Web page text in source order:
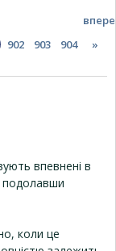
902 903 904
вперед
»
впевнені в
подолавши
коли це